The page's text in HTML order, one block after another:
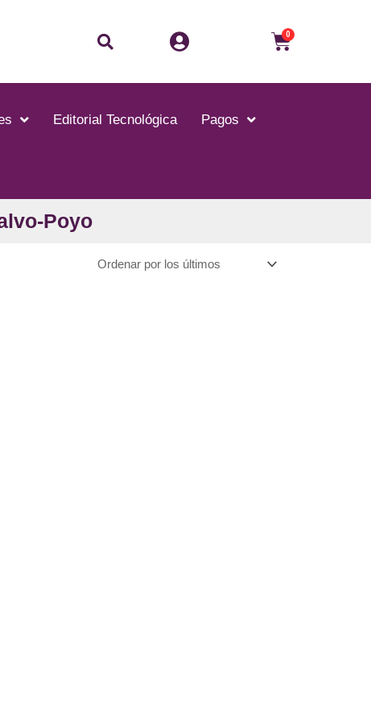
Buscar 0Carrito
Editorial Tecnológica Pagos
Poyo